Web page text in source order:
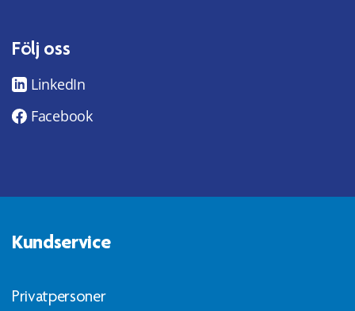
Följ oss
LinkedIn
Facebook
Kundservice
Privatpersoner